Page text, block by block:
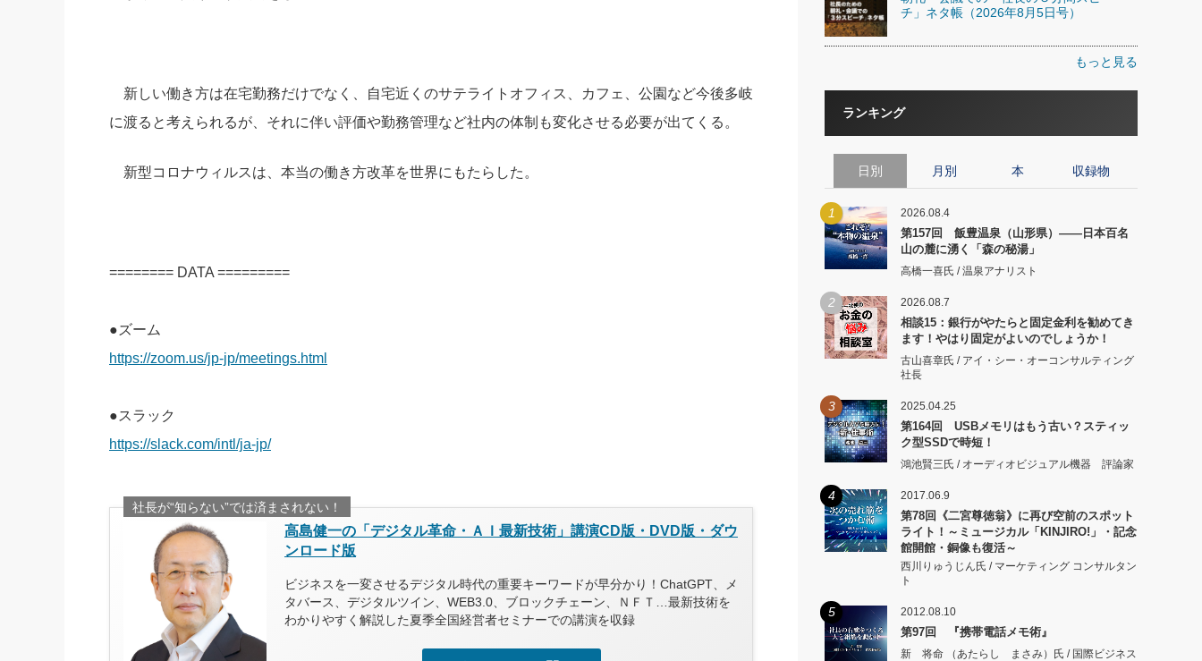
新しい働き方は在宅勤務だけでなく、自宅近くのサテライトオフィス、カフェ、公園など今後多岐
に渡ると考えられるが、それに伴い評価や勤務管理など社内の体制も変化させる必要が出てくる。
新型コロナウィルスは、本当の働き方改革を世界にもたらした。
======== DATA =========
●ズーム
https://zoom.us/jp-jp/meetings.html
●スラック
https://slack.com/intl/ja-jp/
社長が“知らない”では済まされない！
高島健一の「デジタル革命・ＡＩ最新技術」講演CD版・DVD版・ダウ
ンロード版
ビジネスを一変させるデジタル時代の重要キーワードが早分かり！ChatGPT、メ
タバース、デジタルツイン、WEB3.0、ブロックチェーン、ＮＦＴ…最新技術を
わかりやすく解説した夏季全国経営者セミナーでの講演を収録
チ」ネタ帳（2026年8月5日号）
もっと見る
ランキング
日別 月別 本 収録物
1 2026.08.4
第157回 飯豊温泉（山形県）――日本百名
山の麓に湧く「森の秘湯」
高橋一喜氏 / 温泉アナリスト
2 2026.08.7
相談15：銀行がやたらと固定金利を勧めてき
ます！やはり固定がよいのでしょうか！
古山喜章氏 / アイ・シー・オーコンサルティング
社長
3 2025.04.25
第164回 USBメモリはもう古い？スティッ
ク型SSDで時短！
鴻池賢三氏 / オーディオビジュアル機器 評論家
4 2017.06.9
第78回《二宮尊徳翁》に再び空前のスポット
ライト！～ミュージカル「KINJIRO!」・記念
館開館・銅像も復活～
西川りゅうじん氏 / マーケティング コンサルタン
ト
5 2012.08.10
第97回 『携帯電話メモ術』
新 将命 （あたらし まさみ）氏 / 国際ビジネス